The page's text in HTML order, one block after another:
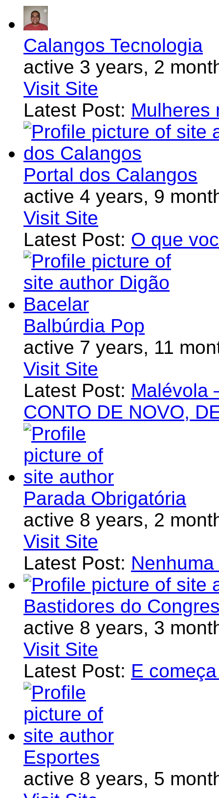
Calangos Tecnologia
active 3 years, 2
Visit Site
Latest Post: Mulheres
Portal dos Calangos
active 4 years, 9
Visit Site
Latest Post: O que
Balbúrdia Pop
active 7 years, 11
Visit Site
Latest Post: Malévola
CONTO DE NOVO,
Parada Obrigatória
active 8 years, 2
Visit Site
Latest Post:
Bastidores do
active 8 years, 3
Visit Site
Latest Post: E
Esportes
active 8 years, 5